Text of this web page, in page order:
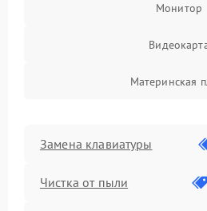
Монитор
Материнская
Замена клавиатуры
Чистка от пыли